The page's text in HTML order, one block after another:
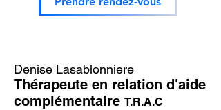
Denise Lasablonniere
Thérapeute en relation d'aide
complémentaire T.R.A.C